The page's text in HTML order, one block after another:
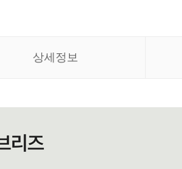
상세정보